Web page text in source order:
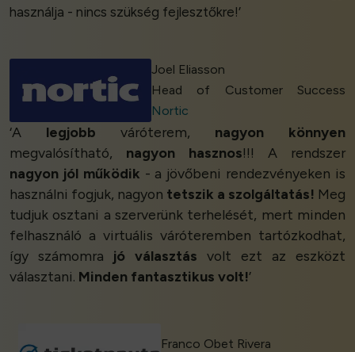
használja - nincs szükség fejlesztőkre!’
Joel Eliasson
Head of Customer Success
Nortic
‘A legjobb váróterem, nagyon könnyen
megvalósítható, nagyon hasznos!!! A rendszer
nagyon jól működik - a jövőbeni rendezvényeken is
használni fogjuk, nagyon tetszik a szolgáltatás! Meg
tudjuk osztani a szerverünk terhelését, mert minden
felhasználó a virtuális váróteremben tartózkodhat,
így számomra jó választás volt ezt az eszközt
választani. Minden fantasztikus volt!’
Franco Obet Rivera